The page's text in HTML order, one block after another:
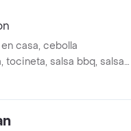
casa, cebolla
tocineta, salsa bbq, salsa
tartara y lechuga romana